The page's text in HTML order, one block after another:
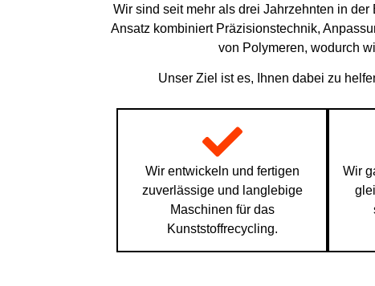
Wir sind seit mehr als drei Jahrzehnten in
Ansatz kombiniert Präzisionstechnik,
von Polymeren, wodurch
Unser Ziel ist es, Ihnen dabei zu
Wir entwickeln und fertigen
zuverlässige und langlebige
Maschinen für das
Kunststoffrecycling.
Wir